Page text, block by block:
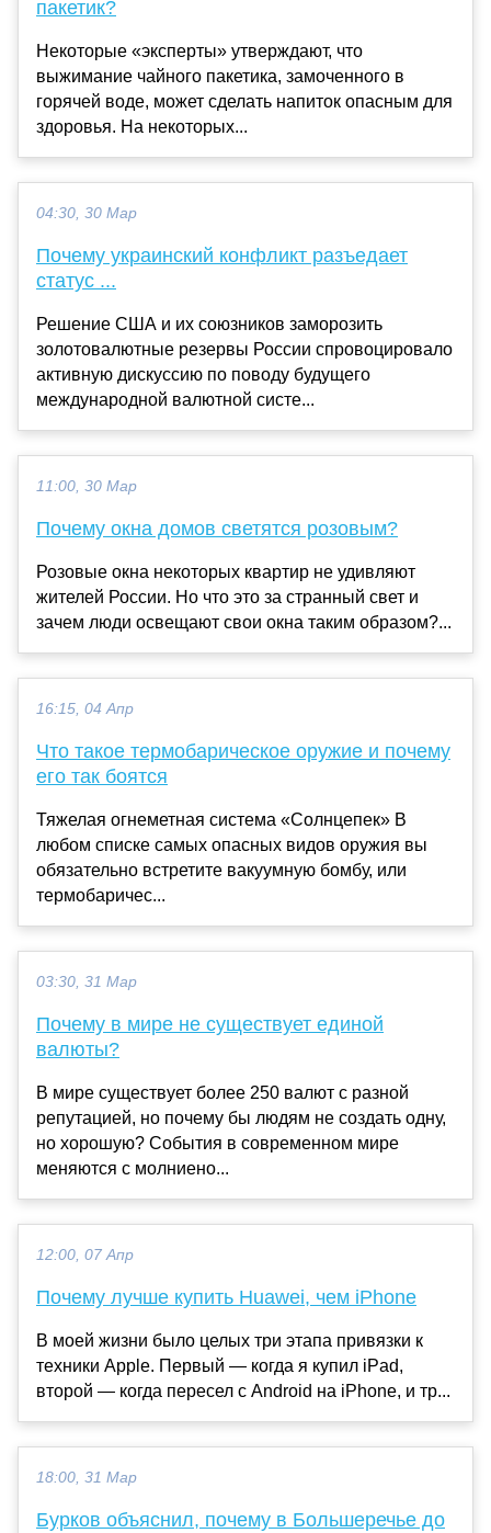
пакетик?
Некоторые «эксперты» утверждают, что
выжимание чайного пакетика, замоченного в
горячей воде, может сделать напиток опасным для
здоровья. На некоторых...
04:30, 30 Мар
Почему украинский конфликт разъедает
статус ...
Решение США и их союзников заморозить
золотовалютные резервы России спровоцировало
активную дискуссию по поводу будущего
международной валютной систе...
11:00, 30 Мар
Почему окна домов светятся розовым?
Розовые окна некоторых квартир не удивляют
жителей России. Но что это за странный свет и
зачем люди освещают свои окна таким образом?...
16:15, 04 Апр
Что такое термобарическое оружие и почему
его так боятся
Тяжелая огнеметная система «Солнцепек» В
любом списке самых опасных видов оружия вы
обязательно встретите вакуумную бомбу, или
термобаричес...
03:30, 31 Мар
Почему в мире не существует единой
валюты?
В мире существует более 250 валют с разной
репутацией, но почему бы людям не создать одну,
но хорошую? События в современном мире
меняются с молниено...
12:00, 07 Апр
Почему лучше купить Huawei, чем iPhone
В моей жизни было целых три этапа привязки к
техники Apple. Первый — когда я купил iPad,
второй — когда пересел с Android на iPhone, и тр...
18:00, 31 Мар
Бурков объяснил, почему в Большеречье до